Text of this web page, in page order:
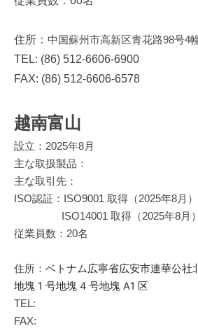
住所： 中国蘇州市高新区青花路98号4
TEL: (86) 512-6606-6900
FAX: (86) 512-6606-6578
越南富山
設立：2025年8月
主な取扱製品：
主な取引先：
ISO認証：
ISO9001 取得（2025年8月）
ISO14001 取得（2025年8月）
従業員数：20名
住所： ベトナム広寧省広安市連華公社
地塊 1 号地塊 4 号地塊 A1 区
TEL:
FAX: